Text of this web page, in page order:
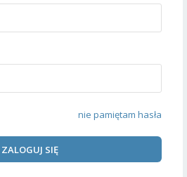
nie pamiętam hasła
ZALOGUJ SIĘ